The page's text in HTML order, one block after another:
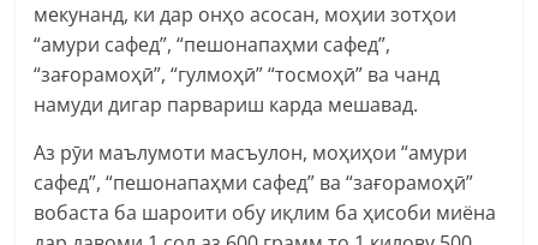
мекунанд, ки дар онҳо асосан, моҳии зотҳои
“амури сафед”, “пешонапаҳми сафед”,
“зағорамоҳӣ”, “гулмоҳӣ” “тосмоҳӣ” ва чанд
намуди дигар парвариш карда мешавад.
Аз рӯи маълумоти масъулон, моҳиҳои “амури
сафед”, “пешонапаҳми сафед” ва “зағорамоҳӣ”
вобаста ба шароити обу иқлим ба ҳисоби миёна